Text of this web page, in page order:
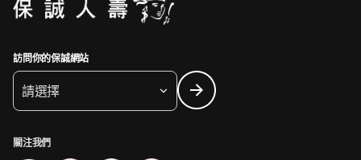
訪問你的保誠網站
請選擇
關注我們